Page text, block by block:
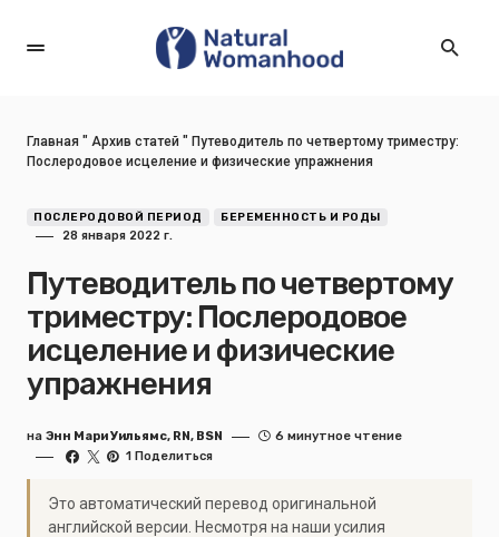
Главная " Архив статей " Путеводитель по четвертому триместру:
Послеродовое исцеление и физические упражнения
ПОСЛЕРОДОВОЙ ПЕРИОД БЕРЕМЕННОСТЬ И РОДЫ
28 января 2022 г.
Путеводитель по четвертому
триместру: Послеродовое
исцеление и физические
упражнения
на Энн Мари Уильямс, RN, BSN
6 минутное чтение
1 Поделиться
Это автоматический перевод оригинальной
английской версии. Несмотря на наши усилия